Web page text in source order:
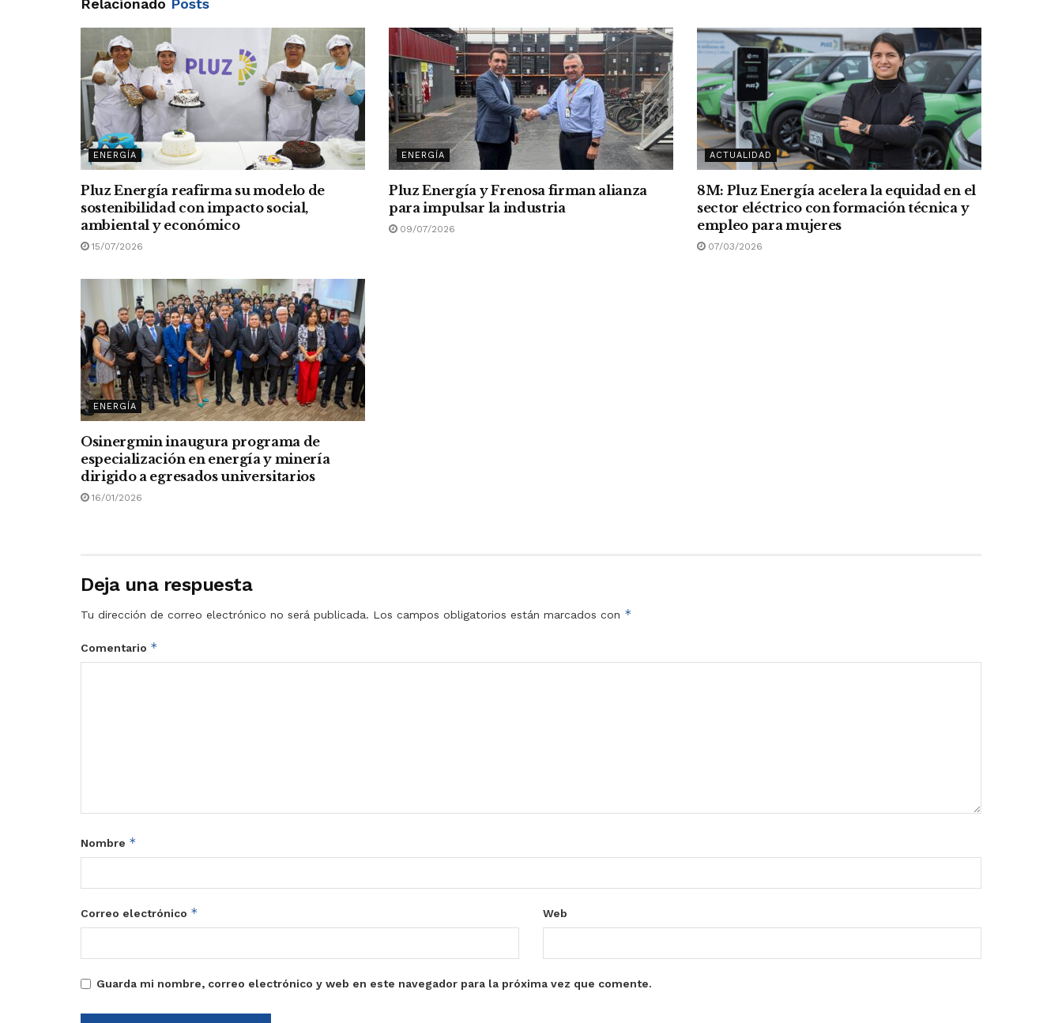
Relacionado Posts
ENERGÍA
Pluz Energía reafirma su modelo de
sostenibilidad con impacto social,
ambiental y económico
15/07/2026
ENERGÍA
Pluz Energía y Frenosa firman alianza
para impulsar la industria
09/07/2026
ACTUALIDAD
8M: Pluz Energía acelera la equidad en el
sector eléctrico con formación técnica y
empleo para mujeres
07/03/2026
ENERGÍA
Osinergmin inaugura programa de
especialización en energía y minería
dirigido a egresados universitarios
16/01/2026
Deja una respuesta
Tu dirección de correo electrónico no será publicada. Los campos obligatorios están marcados con *
Comentario *
Nombre *
Correo electrónico * Web
Guarda mi nombre, correo electrónico y web en este navegador para la próxima vez que comente.